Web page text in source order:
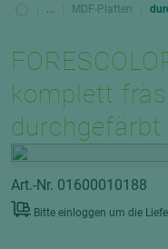
... MDF-Platten
komplett
durchgefärbt
Art.-Nr. 01600010188
Bitte einloggen um die